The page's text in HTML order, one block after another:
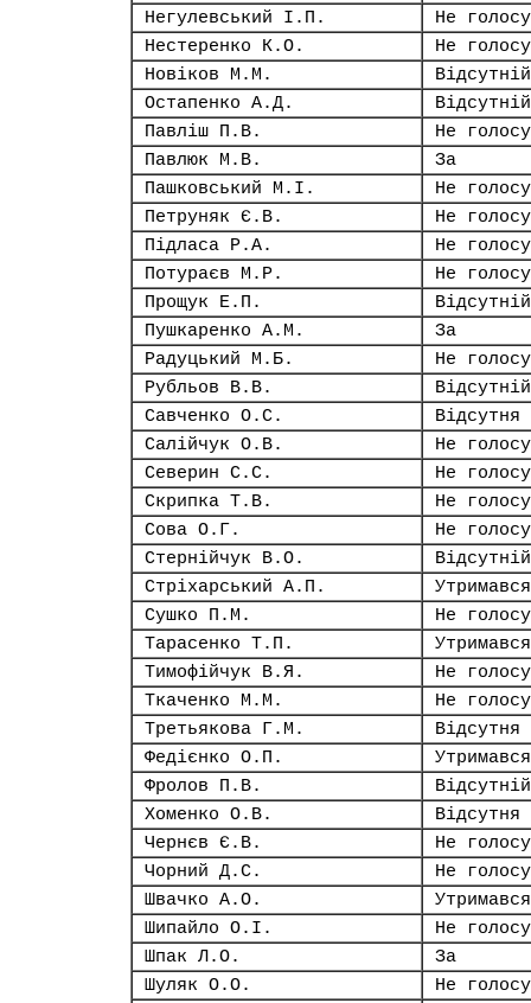
Негулевський І.П.
Не
Нестеренко К.О.
Не
Новіков М.М.
Відсутній
Остапенко А.Д.
Відсутній
Павліш П.В.
Не
Павлюк М.В.
За
Пашковський М.І.
Не
Петруняк Є.В.
Не
Підласа Р.А.
Не
Потураєв М.Р.
Не
Прощук Е.П.
Відсутній
Пушкаренко А.М.
За
Радуцький М.Б.
Не
Рубльов В.В.
Відсутній
Савченко О.С.
Відсутня
Салійчук О.В.
Не
Северин С.С.
Не
Скрипка Т.В.
Не
Сова О.Г.
Не
Стернійчук В.О.
Відсутній
Стріхарський А.П.
Утримався
Сушко П.М.
Не
Тарасенко Т.П.
Утримався
Тимофійчук В.Я.
Не
Ткаченко М.М.
Не
Третьякова Г.М.
Відсутня
Федієнко О.П.
Утримався
Фролов П.В.
Відсутній
Хоменко О.В.
Відсутня
Чернєв Є.В.
Не
Чорний Д.С.
Не
Швачко А.О.
Утримався
Шипайло О.І.
Не
Шпак Л.О.
За
Шуляк О.О.
Не